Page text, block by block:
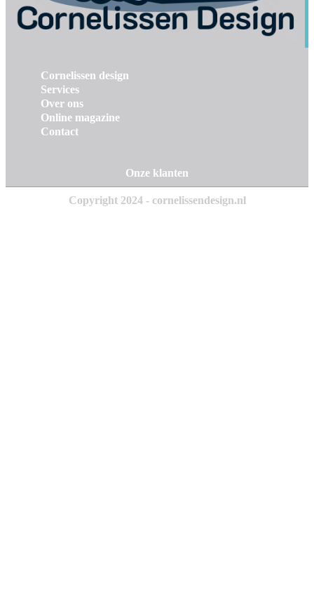
Cornelissen design
Services
Over ons
Online magazine
Contact
Onze klanten
Copyright 2024 - cornelissendesign.nl